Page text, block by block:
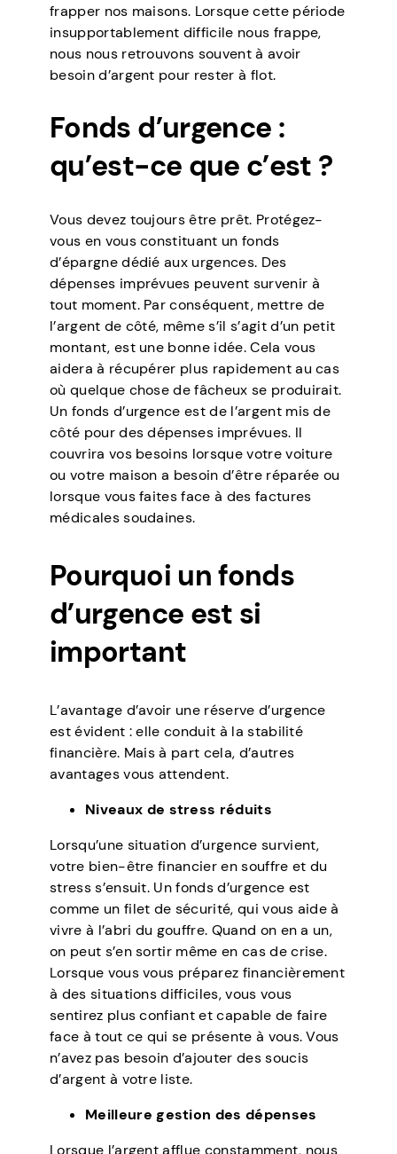
frapper nos maisons. Lorsque cette période
insupportablement difficile nous frappe,
nous nous retrouvons souvent à avoir
besoin d’argent pour rester à flot.
Fonds d’urgence :
qu’est-ce que c’est ?
Vous devez toujours être prêt. Protégez-
vous en vous constituant un fonds
d’épargne dédié aux urgences. Des
dépenses imprévues peuvent survenir à
tout moment. Par conséquent, mettre de
l’argent de côté, même s’il s’agit d’un petit
montant, est une bonne idée. Cela vous
aidera à récupérer plus rapidement au cas
où quelque chose de fâcheux se produirait.
Un fonds d’urgence est de l’argent mis de
côté pour des dépenses imprévues. Il
couvrira vos besoins lorsque votre voiture
ou votre maison a besoin d’être réparée ou
lorsque vous faites face à des factures
médicales soudaines.
Pourquoi un fonds
d’urgence est si
important
L’avantage d’avoir une réserve d’urgence
est évident : elle conduit à la stabilité
financière. Mais à part cela, d’autres
avantages vous attendent.
Niveaux de stress réduits
Lorsqu’une situation d’urgence survient,
votre bien-être financier en souffre et du
stress s’ensuit. Un fonds d’urgence est
comme un filet de sécurité, qui vous aide à
vivre à l’abri du gouffre. Quand on en a un,
on peut s’en sortir même en cas de crise.
Lorsque vous vous préparez financièrement
à des situations difficiles, vous vous
sentirez plus confiant et capable de faire
face à tout ce qui se présente à vous. Vous
n’avez pas besoin d’ajouter des soucis
d’argent à votre liste.
Meilleure gestion des dépenses
Lorsque l’argent afflue constamment, nous